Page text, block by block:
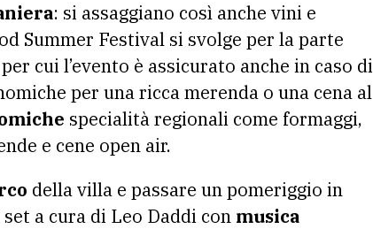
: si assaggiano così anche vini e
Summer Festival si svolge per la parte
cui l’evento è assicurato anche in caso di
per una ricca merenda o una cena al
specialità regionali come formaggi,
e cene open air.
della villa e passare un pomeriggio in
a cura di Leo Daddi con musica